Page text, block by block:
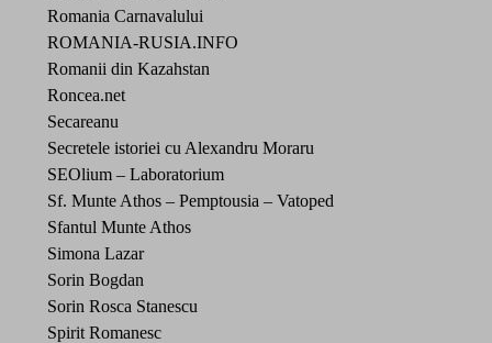
Romania Carnavalului
ROMANIA-RUSIA.INFO
Romanii din Kazahstan
Roncea.net
Secareanu
Secretele istoriei cu Alexandru Moraru
SEOlium – Laboratorium
Sf. Munte Athos – Pemptousia – Vatoped
Sfantul Munte Athos
Simona Lazar
Sorin Bogdan
Sorin Rosca Stanescu
Spirit Romanesc